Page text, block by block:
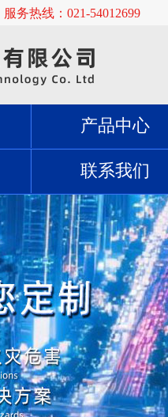
服务热线：021-54012699
产品中心
联系我们